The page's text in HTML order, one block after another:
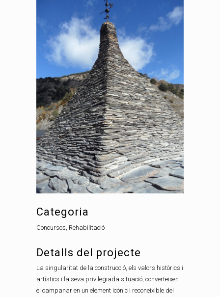
Categoria
Concursos, Rehabilitació
Detalls del projecte
La singularitat de la construcció, els valors històrics i
artístics i la seva privilegiada situació, converteixen
el campanar en un element icònic i reconeixible del